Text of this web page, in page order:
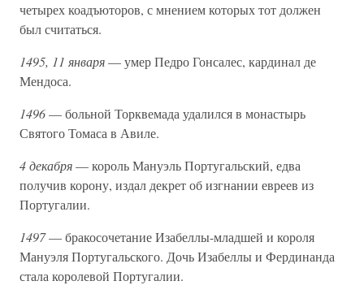
четырех коадъюторов, с мнением которых тот должен
был считаться.
1495, 11 января— умер Педро Гонсалес, кардинал де
Мендоса.
1496— больной Торквемада удалился в монастырь
Святого Томаса в Авиле.
4 декабря— король Мануэль Португальский, едва
получив корону, издал декрет об изгнании евреев из
Португалии.
1497— бракосочетание Изабеллы-младшей и короля
Мануэля Португальского. Дочь Изабеллы и Фердинанда
стала королевой Португалии.